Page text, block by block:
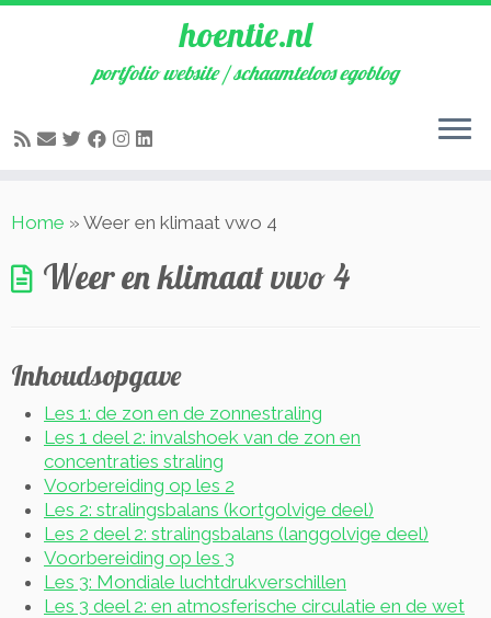
naar
hoentie.nl
portfolio website / schaamteloos egoblog
Home » Weer en klimaat vwo 4
Weer en klimaat vwo 4
Inhoudsopgave
Les 1: de zon en de zonnestraling
Les 1 deel 2: invalshoek van de zon en
concentraties straling
Voorbereiding op les 2
Les 2: stralingsbalans (kortgolvige deel)
Les 2 deel 2: stralingsbalans (langgolvige deel)
Voorbereiding op les 3
Les 3: Mondiale luchtdrukverschillen
Les 3 deel 2: en atmosferische circulatie en de wet